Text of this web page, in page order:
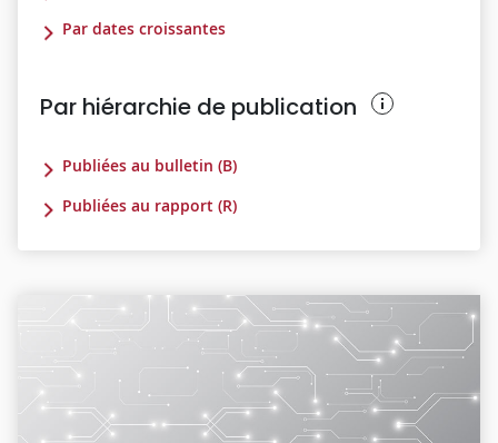
Par dates croissantes
Par hiérarchie de publication
Publiées au bulletin (B)
Publiées au rapport (R)